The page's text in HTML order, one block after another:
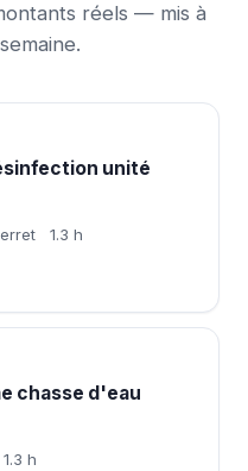
réels — mis à
unité
1.3 h
chasse d'eau
1.3 h